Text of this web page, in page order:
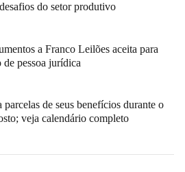
do setor produtivo
a Franco Leilões aceita para
de pessoa jurídica
parcelas de seus benefícios durante o
veja calendário completo